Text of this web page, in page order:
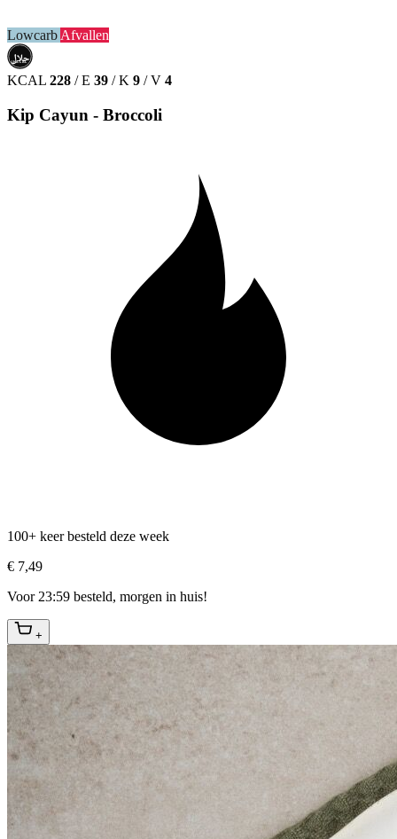
LowcarbAfvallen
حلال
HALAL
KCAL 228 / E 39 / K 9 / V 4
Kip Cayun - Broccoli
100+ keer besteld deze week
€ 7,49
Voor 23:59 besteld, morgen in huis!
+